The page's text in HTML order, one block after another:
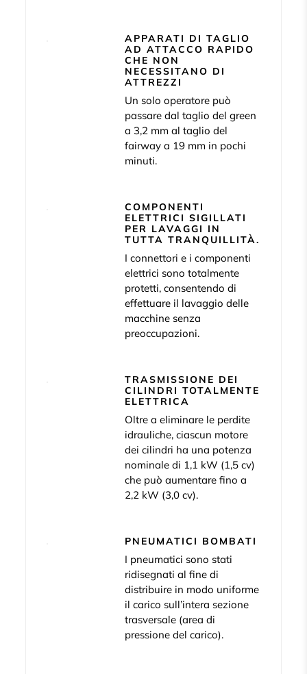
APPARATI DI TAGLIO
AD ATTACCO RAPIDO
CHE NON
NECESSITANO DI
ATTREZZI
Un solo operatore può
passare dal taglio del green
a 3,2 mm al taglio del
fairway a 19 mm in pochi
minuti.
COMPONENTI
ELETTRICI SIGILLATI
PER LAVAGGI IN
TUTTA TRANQUILLITÀ.
I connettori e i componenti
elettrici sono totalmente
protetti, consentendo di
effettuare il lavaggio delle
macchine senza
preoccupazioni.
TRASMISSIONE DEI
CILINDRI TOTALMENTE
ELETTRICA
Oltre a eliminare le perdite
idrauliche, ciascun motore
dei cilindri ha una potenza
nominale di 1,1 kW (1,5 cv)
che può aumentare fino a
2,2 kW (3,0 cv).
PNEUMATICI BOMBATI
I pneumatici sono stati
ridisegnati al fine di
distribuire in modo uniforme
il carico sull’intera sezione
trasversale (area di
pressione del carico).